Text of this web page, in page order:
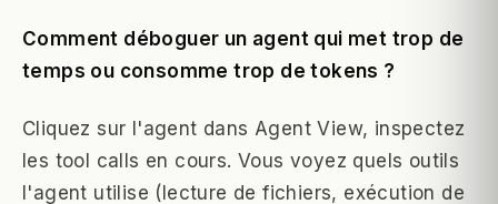
Comment déboguer un agent qui met trop de
temps ou consomme trop de tokens ?
Cliquez sur l'agent dans Agent View, inspectez
les tool calls en cours. Vous voyez quels outils
l'agent utilise (lecture de fichiers, exécution de